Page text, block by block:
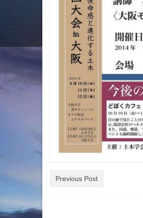
Previous Post